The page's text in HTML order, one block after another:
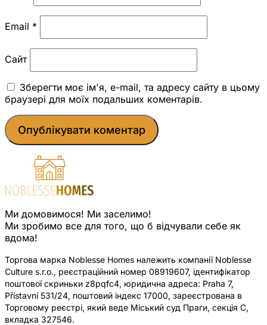
Email *
Сайт
Зберегти моє ім'я, e-mail, та адресу сайту в цьому
браузері для моїх подальших коментарів.
Ми домовимося! Ми заселимо!
Ми зробимо все для того, що б відчували себе як
вдома!
Торгова марка Noblesse Homes належить компанії Noblesse
Culture s.r.o., реєстраційний номер 08919607, ідентифікатор
поштової скриньки z8pqfc4, юридична адреса: Praha 7,
Přístavní 531/24, поштовий індекс 17000, зареєстрована в
Торговому реєстрі, який веде Міський суд Праги, секція C,
вкладка 327546.